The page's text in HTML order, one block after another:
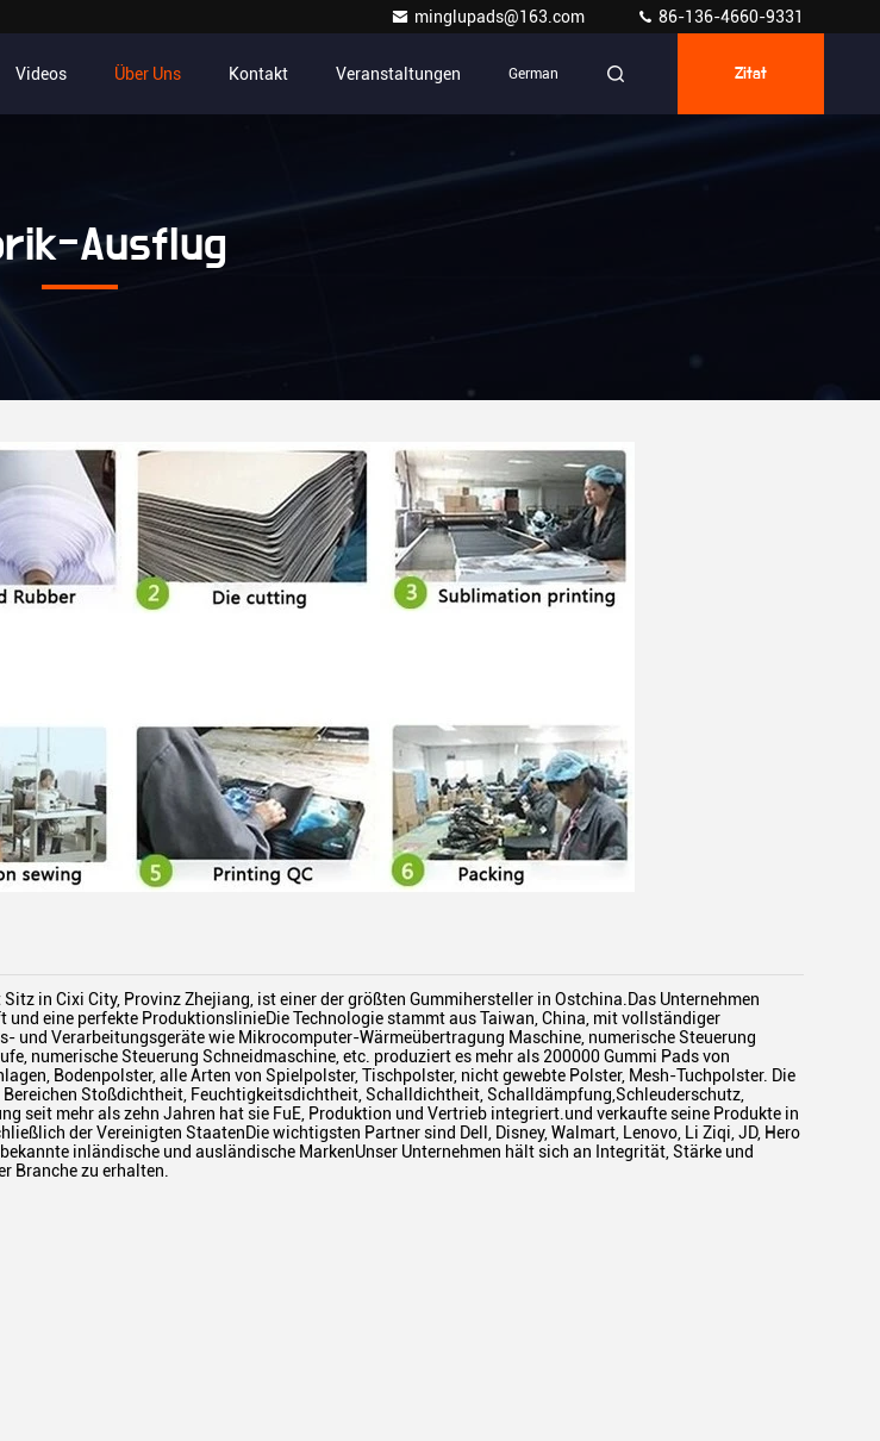
minglupads@163.com 86-136-4660-9331
Videos Über Uns Kontakt Veranstaltungen German Zitat
Ausflug
in Cixi City, Provinz Zhejiang, ist einer der größten Gummihersteller in Ostchina.Das Unternehmen
und eine perfekte ProduktionslinieDie Technologie stammt aus Taiwan, China, mit vollständiger
und Verarbeitungsgeräte wie Mikrocomputer-Wärmeübertragung Maschine, numerische Steuerung
numerische Steuerung Schneidmaschine, etc. produziert es mehr als 200000 Gummi Pads von
Bodenpolster, alle Arten von Spielpolster, Tischpolster, nicht gewebte Polster, Mesh-Tuchpolster. Die
Stoßdichtheit, Feuchtigkeitsdichtheit, Schalldichtheit, Schalldämpfung,Schleuderschutz,
seit mehr als zehn Jahren hat sie FuE, Produktion und Vertrieb integriert.und verkaufte seine Produkte in
der Vereinigten StaatenDie wichtigsten Partner sind Dell, Disney, Walmart, Lenovo, Li Ziqi, JD, Hero
inländische und ausländische MarkenUnser Unternehmen hält sich an Integrität, Stärke und
Branche zu erhalten.